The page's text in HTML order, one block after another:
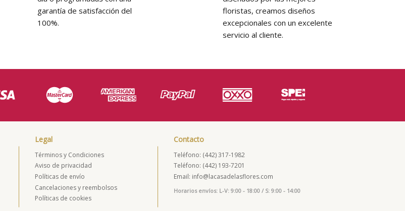
garantía de satisfacción del
100%.
floristas, creamos diseños
excepcionales con un excelente
servicio al cliente.
Legal
Términos y Condiciones
Aviso de privacidad
Políticas de envío
Cancelaciones y reembolsos
Políticas de cookies
Contacto
Teléfono: (442) 317-1982
Teléfono: (442) 193-7201
Email: info@lacasadelasflores.com
Horarios envíos: L-V: 9:00 - 18:00 / S: 9:00 - 14:00